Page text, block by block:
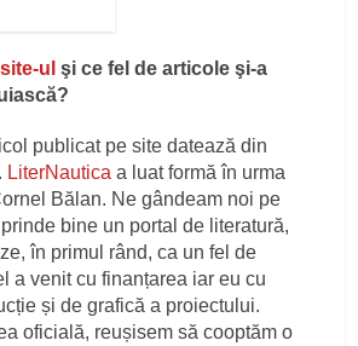
site-ul şi ce fel de articole şi-a
publicat pe site datează din
LiterNautica a luat formă în urma
Bălan. Ne gândeam noi pe
bine un portal de literatură,
în primul rând, ca un fel de
a venit cu finanțarea iar eu cu
și de grafică a proiectului.
oficială, reușisem să cooptăm o